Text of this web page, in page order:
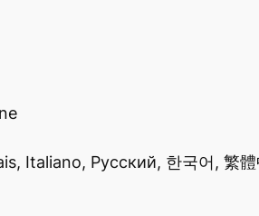
Italiano, Русский, 한국어, 繁體